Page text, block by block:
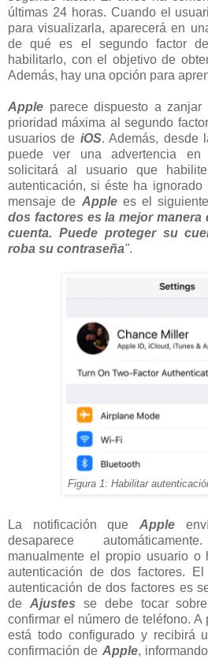
últimas 24 horas. Cuando el
para visualizarla, aparecerá en
de qué es el segundo factor
habilitarlo, con el objetivo de
Además, hay una opción para
Apple parece dispuesto a
prioridad máxima al segundo
usuarios de iOS. Además, desde
puede ver una advertencia
solicitará al usuario que
autenticación, si éste ha ignorado
mensaje de Applees el
dos factores es la mejor manera
cuenta. Puede proteger su
roba su contraseña".
Figura 1: Habilitar
La notificación que Apple
desaparece
manualmente el propio usuario
autenticación de dos factores.
autenticación de dos factores es
de Ajustes se debe tocar
confirmar el número de teléfono. A
está todo configurado y recibirá
confirmación de Apple,